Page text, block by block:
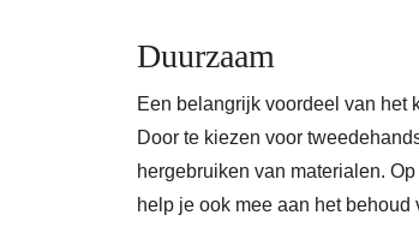
Duurzaam
Een belangrijk voordeel van het
Door te kiezen voor
hergebruiken van materialen.
help je ook mee aan het